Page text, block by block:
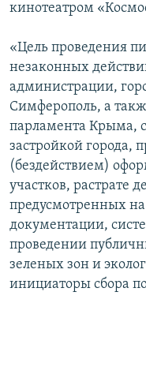
кинотеатром
«Цель проведения
незаконных
администрации,
Симферополь, а
парламента Крыма,
застройкой города,
(бездействием)
участков, растрате
предусмотренных
документации,
проведении
зеленых зон и
инициаторы сбора